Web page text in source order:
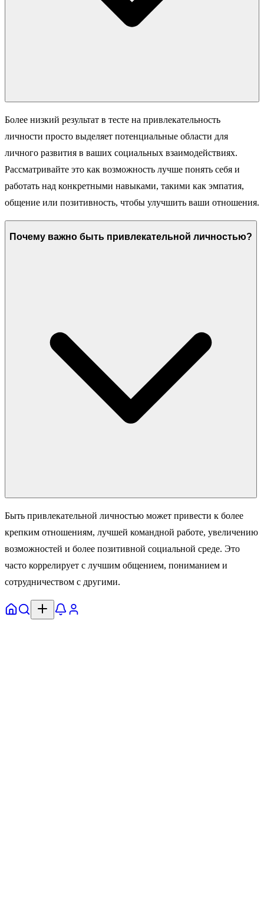
Более низкий результат в тесте на привлекательность
личности просто выделяет потенциальные области для
личного развития в ваших социальных взаимодействиях.
Рассматривайте это как возможность лучше понять себя и
работать над конкретными навыками, такими как эмпатия,
общение или позитивность, чтобы улучшить ваши отношения.
Почему важно быть привлекательной личностью?
Быть привлекательной личностью может привести к более
крепким отношениям, лучшей командной работе, увеличению
возможностей и более позитивной социальной среде. Это
часто коррелирует с лучшим общением, пониманием и
сотрудничеством с другими.
Главная
Поиск Уведомл.